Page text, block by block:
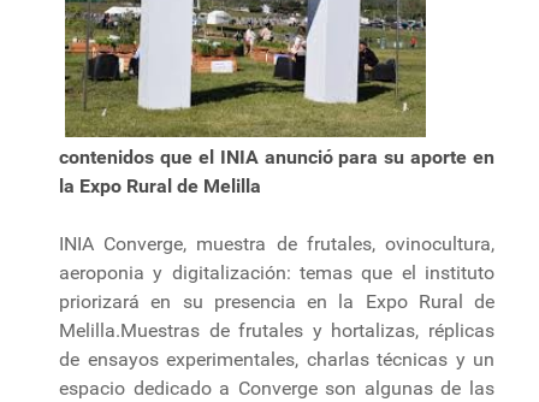
contenidos que el INIA anunció para su aporte en
la Expo Rural de Melilla
INIA Converge, muestra de frutales, ovinocultura,
aeroponia y digitalización: temas que el instituto
priorizará en su presencia en la Expo Rural de
Melilla.Muestras de frutales y hortalizas, réplicas
de ensayos experimentales, charlas técnicas y un
espacio dedicado a Converge son algunas de las